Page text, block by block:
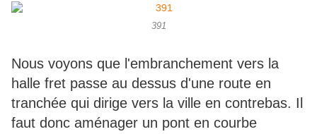
391
Nous voyons que l'embranchement vers la
halle fret passe au dessus d'une route en
tranchée qui dirige vers la ville en contrebas. Il
faut donc aménager un pont en courbe